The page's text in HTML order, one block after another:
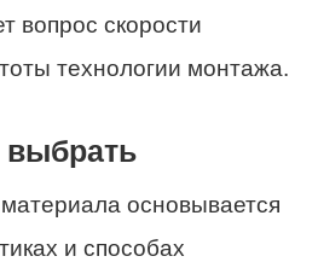
вопрос скорости
технологии монтажа.
основывается
и способах